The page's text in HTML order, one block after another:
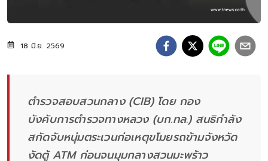
18 มิ.ย. 2569
ตำรวจสอบสวนกลาง (CIB) โดย กอง
บังคับการตำรวจทางหลวง (บก.ทล.) สนธิกำลัง
สกัดจับหนุ่มตระเวนก่อเหตุขโมยรถข้ามจังหวัด
งัดตู้ ATM ก่อนจนมุมกลางสวนมะพร้าว